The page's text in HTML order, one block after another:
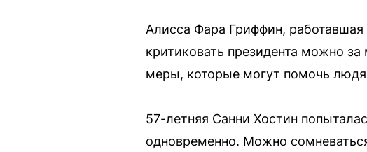
Алисса Фара Гриффин,
критиковать президента можно
меры, которые могут помочь
57-летняя Санни Хостин
одновременно. Можно